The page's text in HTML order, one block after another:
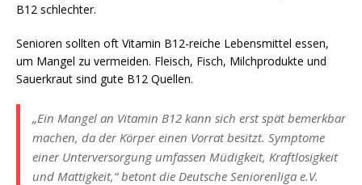
B12 schlechter.
Senioren sollten oft Vitamin B12-reiche Lebensmittel essen,
um Mangel zu vermeiden. Fleisch, Fisch, Milchprodukte und
Sauerkraut sind gute B12 Quellen.
„Ein Mangel an Vitamin B12 kann sich erst spät bemerkbar
machen, da der Körper einen Vorrat besitzt. Symptome
einer Unterversorgung umfassen Müdigkeit, Kraftlosigkeit
und Mattigkeit,“ betont die Deutsche Seniorenliga e.V.